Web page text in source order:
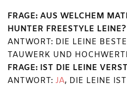
FRAGE: AUS WELCHEM
HUNTER FREESTYLE LEINE?
ANTWORT: DIE LEINE
TAUWERK UND
FRAGE: IST DIE LEINE
ANTWORT: JA, DIE LEINE